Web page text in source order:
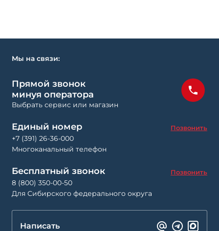
Мы на связи:
Прямой звонок
минуя оператора
Выбрать сервис или магазин
Единый номер Позвонить
+7 (391) 26-36-000
Многоканальный телефон
Бесплатный звонок Позвонить
8 (800) 350-00-50
Для Сибирского федерального округа
Написать